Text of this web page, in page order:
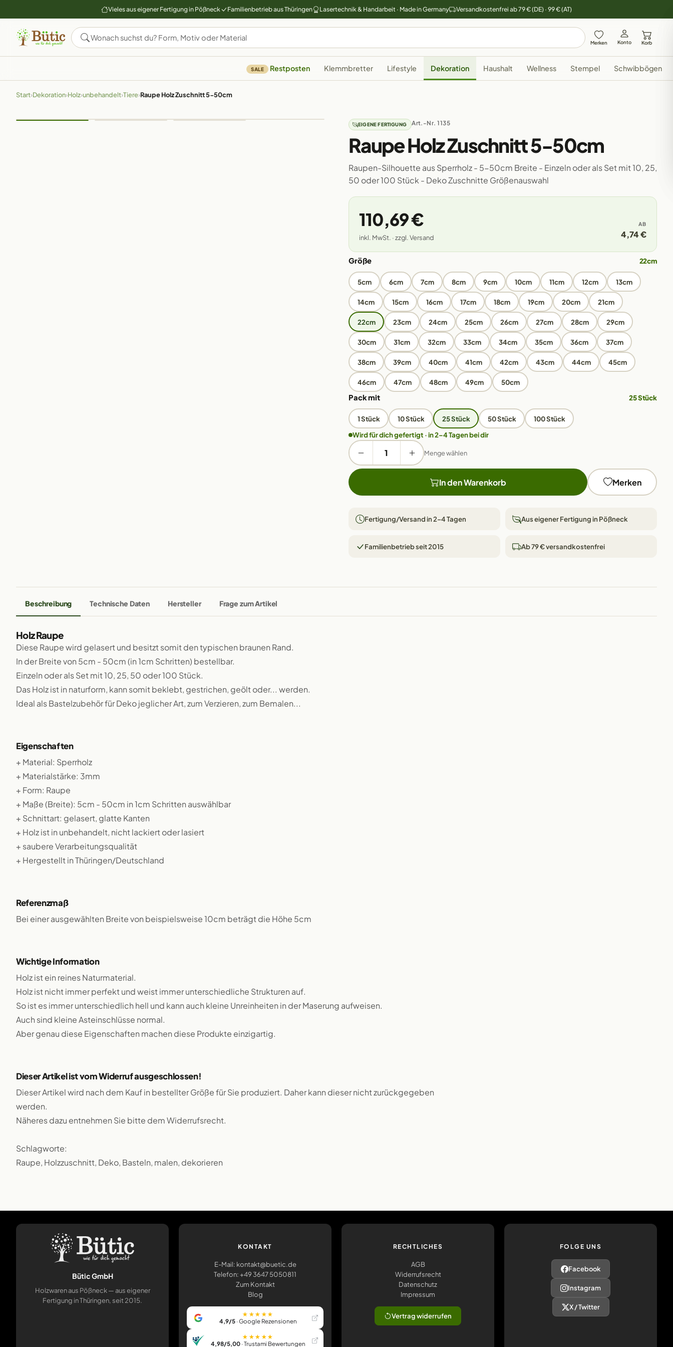
Vieles aus eigener Fertigung in Pößneck Familienbetrieb aus Thüringen Lasertechnik & Handarbeit · Made in Germany Versandkostenfrei ab 79 € (DE) · 99 € (AT)
Merken Konto Korb
SALE Restposten Klemmbretter Lifestyle Dekoration Haushalt Wellness Stempel Schwibbögen
Start›Dekoration›Holz›unbehandelt›Tiere›Raupe Holz Zuschnitt 5-50cm
EIGENE FERTIGUNG Art.-Nr. 1135
Raupe Holz Zuschnitt 5-50cm
Raupen-Silhouette aus Sperrholz - 5-50cm Breite - Einzeln oder als Set mit 10, 25,
50 oder 100 Stück - Deko Zuschnitte Größenauswahl
110,69 €
inkl. MwSt. · zzgl. Versand
AB
4,74 €
Größe 22cm
5cm 6cm 7cm 8cm 9cm 10cm 11cm 12cm 13cm
14cm 15cm 16cm 17cm 18cm 19cm 20cm 21cm
22cm 23cm 24cm 25cm 26cm 27cm 28cm 29cm
30cm 31cm 32cm 33cm 34cm 35cm 36cm 37cm
38cm 39cm 40cm 41cm 42cm 43cm 44cm 45cm
46cm 47cm 48cm 49cm 50cm
Pack mit 25 Stück
1 Stück 10 Stück 25 Stück 50 Stück
100 Stück
Wird für dich gefertigt · in 2–4 Tagen bei dir
Menge wählen
In den Warenkorb Merken
Fertigung/Versand in 2–4 Tagen Aus eigener Fertigung in Pößneck
Familienbetrieb seit 2015 Ab 79 € versandkostenfrei
Beschreibung Technische Daten Hersteller Frage zum Artikel
Holz Raupe
Diese Raupe wird gelasert und besitzt somit den typischen braunen Rand.
In der Breite von 5cm - 50cm (in 1cm Schritten) bestellbar.
Einzeln oder als Set mit 10, 25, 50 oder 100 Stück.
Das Holz ist in naturform, kann somit beklebt, gestrichen, geölt oder... werden.
Ideal als Bastelzubehör für Deko jeglicher Art, zum Verzieren, zum Bemalen...
Eigenschaften
+ Material: Sperrholz
+ Materialstärke: 3mm
+ Form: Raupe
+ Maße (Breite): 5cm - 50cm in 1cm Schritten auswählbar
+ Schnittart: gelasert, glatte Kanten
+ Holz ist in unbehandelt, nicht lackiert oder lasiert
+ saubere Verarbeitungsqualität
+ Hergestellt in Thüringen/Deutschland
Referenzmaß
Bei einer ausgewählten Breite von beispielsweise 10cm beträgt die Höhe 5cm
Wichtige Information
Holz ist ein reines Naturmaterial.
Holz ist nicht immer perfekt und weist immer unterschiedliche Strukturen auf.
So ist es immer unterschiedlich hell und kann auch kleine Unreinheiten in der Maserung aufweisen.
Auch sind kleine Asteinschlüsse normal.
Aber genau diese Eigenschaften machen diese Produkte einzigartig.
Dieser Artikel ist vom Widerruf ausgeschlossen!
Dieser Artikel wird nach dem Kauf in bestellter Größe für Sie produziert. Daher kann dieser nicht zurückgegeben
werden.
Näheres dazu entnehmen Sie bitte dem Widerrufsrecht.
Schlagworte:
Raupe, Holzzuschnitt, Deko, Basteln, malen, dekorieren
Bütic GmbH
Holzwaren aus Pößneck — aus eigener
Fertigung in Thüringen, seit 2015.
KONTAKT
E-Mail: kontakt@buetic.de
Telefon: +49 3647 5050811
Zum Kontakt
Blog
★★★★★
4,9/5 · Google Rezensionen
★★★★★
4,98/5,00 · Trustami Bewertungen
RECHTLICHES
AGB
Widerrufsrecht
Datenschutz
Impressum
Vertrag widerrufen
FOLGE UNS
Facebook
Instagram
X / Twitter